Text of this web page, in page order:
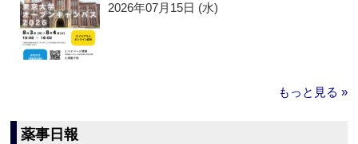
2026年07月15日 (水)
もっと見る »
薬事日報